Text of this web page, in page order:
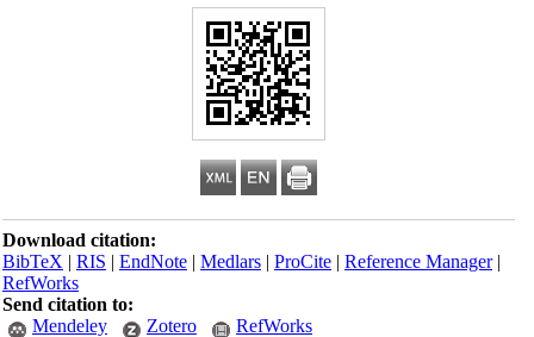
Download citation:
BibTeX|RIS|EndNote|Medlars|ProCite|Reference Manager
RefWorks
Send citation to:
Mendeley
Zotero RefWorks